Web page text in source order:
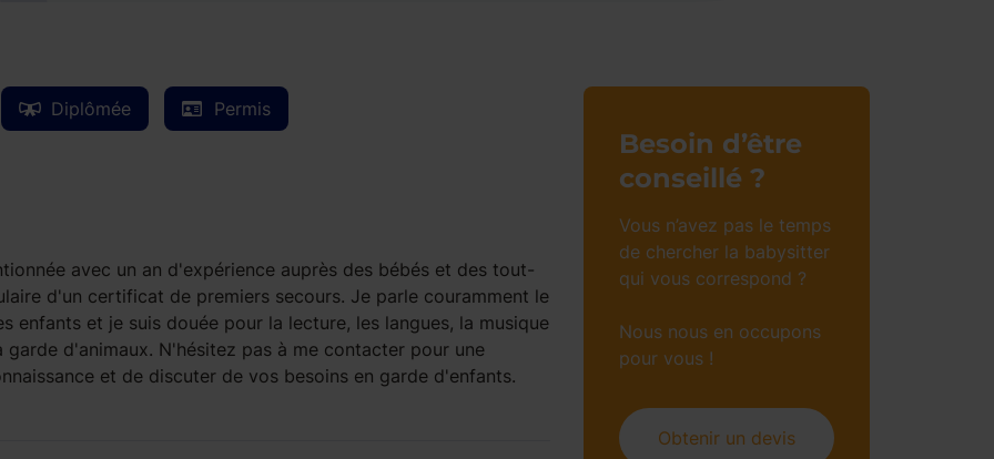
Diplômée Permis
avec un an d'expérience auprès des bébés et des tout-
d'un certificat de premiers secours. Je parle couramment le
enfants et je suis douée pour la lecture, les langues, la musique
d'animaux. N'hésitez pas à me contacter pour une
et de discuter de vos besoins en garde d'enfants.
Besoin d’être
conseillé ?
Vous n’avez pas le temps
de chercher la babysitter
qui vous correspond ?
Nous nous en occupons
pour vous !
Obtenir un devis